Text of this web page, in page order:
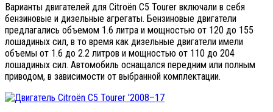
Варианты двигателей для Citroën C5 Tourer включали в себя
бензиновые и дизельные агрегаты. Бензиновые двигатели
предлагались объемом 1.6 литра и мощностью от 120 до 155
лошадиных сил, в то время как дизельные двигатели имели
объемы от 1.6 до 2.2 литров и мощностью от 110 до 204
лошадиных сил. Автомобиль оснащался передним или полным
приводом, в зависимости от выбранной комплектации.